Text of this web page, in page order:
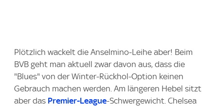
Plötzlich wackelt die Anselmino-Leihe aber! Beim
BVB geht man aktuell zwar davon aus, dass die
"Blues" von der Winter-Rückhol-Option keinen
Gebrauch machen werden. Am längeren Hebel sitzt
aber das Premier-League-Schwergewicht. Chelsea